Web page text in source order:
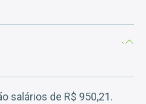
salários de R$ 950,21.